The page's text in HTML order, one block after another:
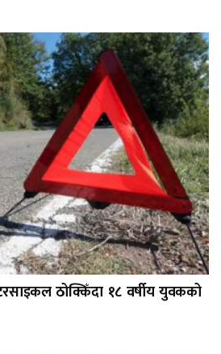
ठोक्किँदा १८ वर्षीय युवकको